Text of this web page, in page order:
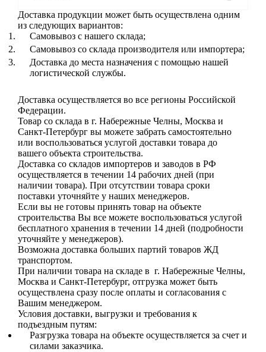
Доставка продукции может быть осуществлена одним
из следующих вариантов:
Самовывоз с нашего склада;
Самовывоз со склада производителя или импортера;
Доставка до места назначения с помощью нашей
логистической службы.
Доставка осуществляется во все регионы Российской
Федерации.
Товар со склада в г. Набережные Челны, Москва и
Санкт-Петербург вы можете забрать самостоятельно
или воспользоваться услугой доставки товара до
вашего объекта строительства.
Доставка со складов импортеров и заводов в РФ
осуществляется в течении 14 рабочих дней (при
наличии товара). При отсутствии товара сроки
поставки уточняйте у наших менеджеров.
Если вы не готовы принять товар на объекте
строительства Вы все можете воспользоваться услугой
бесплатного хранения в течении 14 дней (подробности
уточняйте у менеджеров).
Возможна доставка больших партий товаров ЖД
транспортом.
При наличии товара на складе в г. Набережные Челны,
Москва и Санкт-Петербург, отгрузка может быть
осуществлена сразу после оплаты и согласования с
Вашим менеджером.
Условия доставки, выгрузки и требования к
подъездным путям:
Разгрузка товара на объекте осуществляется за счет и
силами заказчика.